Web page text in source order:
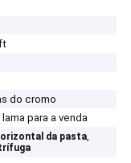
do cromo
para a venda
da pasta,